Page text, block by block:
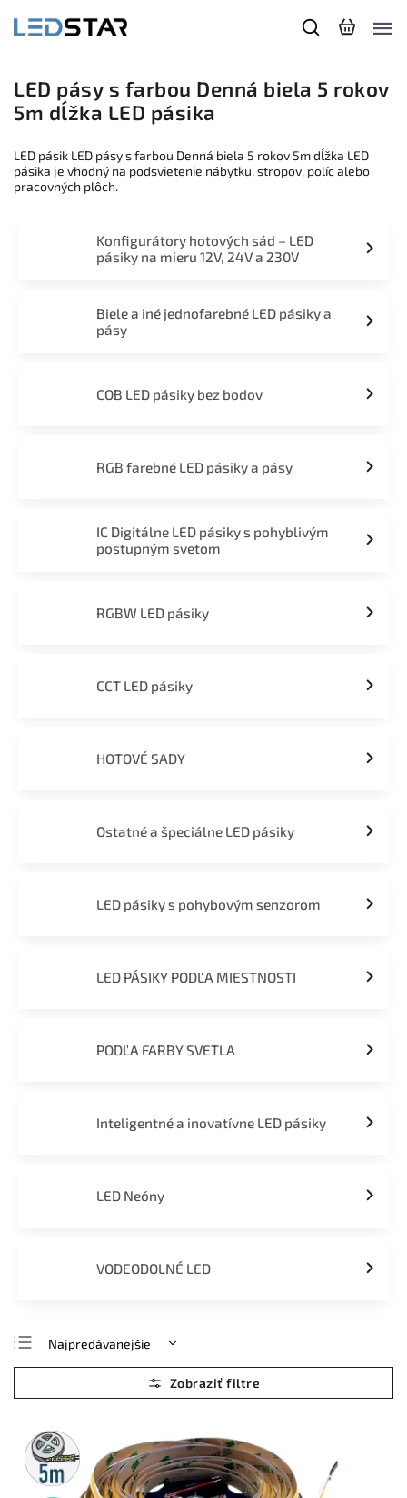
LED pásy s farbou Denná biela 5 rokov
5m dĺžka LED pásika
LED pásik LED pásy s farbou Denná biela 5 rokov 5m dĺžka LED
pásika je vhodný na podsvietenie nábytku, stropov, políc alebo
pracovných plôch.
Konfigurátory hotových sád – LED
pásiky na mieru 12V, 24V a 230V
Biele a iné jednofarebné LED pásiky a
pásy
COB LED pásiky bez bodov
RGB farebné LED pásiky a pásy
IC Digitálne LED pásiky s pohyblivým
postupným svetom
RGBW LED pásiky
CCT LED pásiky
HOTOVÉ SADY
Ostatné a špeciálne LED pásiky
LED pásiky s pohybovým senzorom
LED PÁSIKY PODĽA MIESTNOSTI
PODĽA FARBY SVETLA
Inteligentné a inovatívne LED pásiky
LED Neóny
VODEODOLNÉ LED
Najpredávanejšie
Najlacnejšie
Najdrahšie
Abecedne
5m
rolka